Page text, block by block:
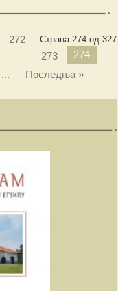
Страна 274 од 327
272
273
274
... Последња »